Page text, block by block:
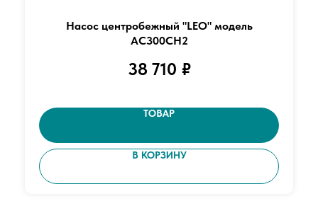
Насос центробежный "LEO" модель
AC300CH2
38 710 ₽
ТОВАР
В КОРЗИНУ